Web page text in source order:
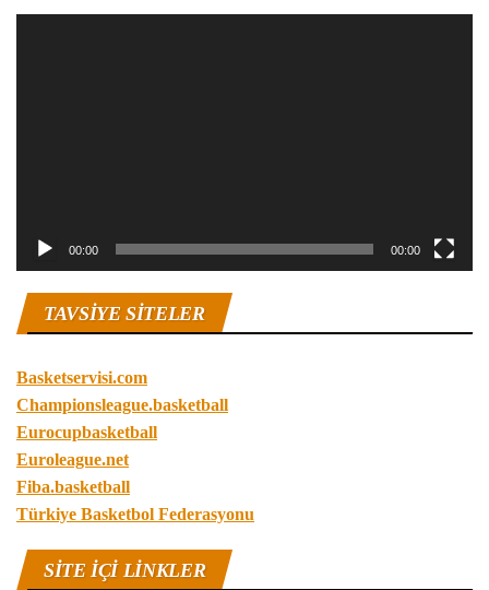
00:00 00:00
TAVSIYE SITELER
Basketservisi.com
Championsleague.basketball
Eurocupbasketball
Euroleague.net
Fiba.basketball
Türkiye Basketbol Federasyonu
SITE IÇI LINKLER